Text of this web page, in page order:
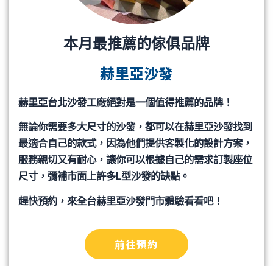
本月最推薦的傢俱品牌
赫里亞沙發
赫里亞台北沙發工廠絕對是一個值得推薦的品牌！
無論你需要多大尺寸的沙發，都可以在赫里亞沙發找到
最適合自己的款式，因為他們提供客製化的設計方案，
服務親切又有耐心，讓你可以根據自己的需求訂製座位
尺寸，彌補市面上許多L型沙發的缺點。
趕快預約，來全台赫里亞沙發門市體驗看看吧！
前往預約